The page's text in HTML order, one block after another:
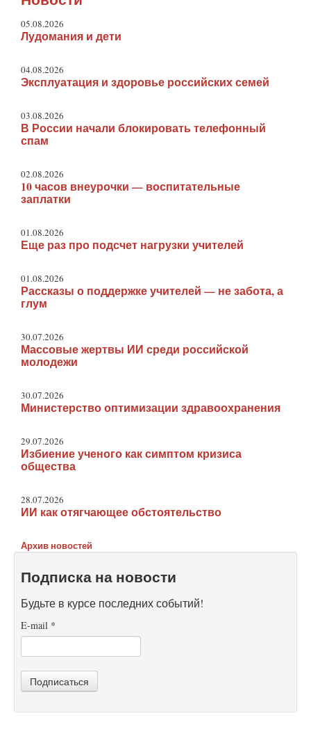
05.08.2026
Лудомания и дети
04.08.2026
Эксплуатация и здоровье российских семей
03.08.2026
В России начали блокировать телефонный
спам
02.08.2026
10 часов внеурочки — воспитательные
заплатки
01.08.2026
Еще раз про подсчет нагрузки учителей
01.08.2026
Рассказы о поддержке учителей — не забота, а
глум
30.07.2026
Массовые жертвы ИИ среди российской
молодежи
30.07.2026
Министерство оптимизации здравоохранения
29.07.2026
Избиение ученого как симптом кризиса
общества
28.07.2026
ИИ как отягчающее обстоятельство
Архив новостей
Подписка на новости
Будьте в курсе последних событий!
E-mail *
Подписаться